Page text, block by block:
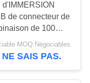
28
d'IMMERSION
de connecteur de
de 100
TX RJ45 double
la lumière verte du
MOQ:Négociables
SAIS PAS.